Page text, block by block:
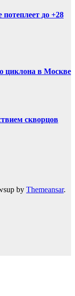
до +28
циклона в Москве
скворцов
by Themeansar.